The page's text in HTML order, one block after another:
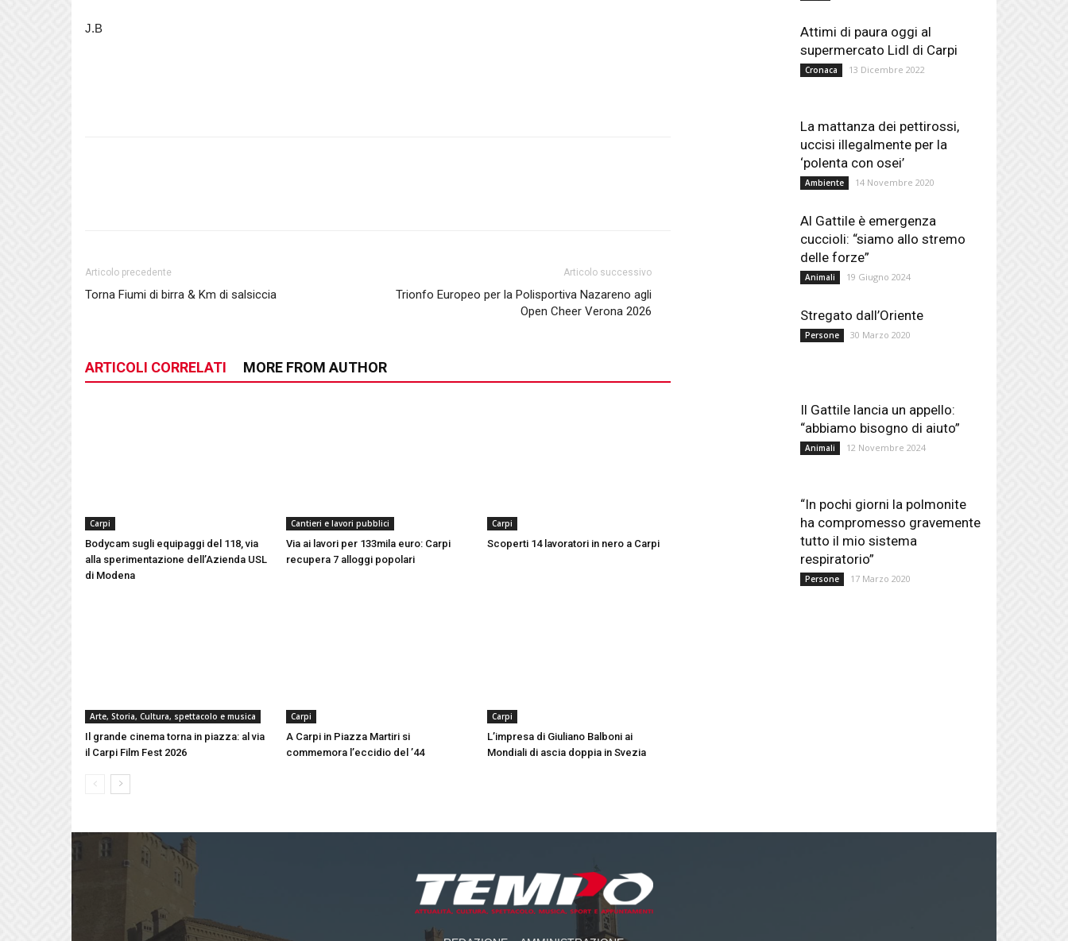
J.B
Articolo precedente
Torna Fiumi di birra & Km di salsiccia
Articolo successivo
Trionfo Europeo per la Polisportiva Nazareno agli
Open Cheer Verona 2026
ARTICOLI CORRELATI MORE FROM AUTHOR
Carpi
Bodycam sugli equipaggi del 118, via
alla sperimentazione dell’Azienda USL
di Modena
Cantieri e lavori pubblici
Via ai lavori per 133mila euro: Carpi
recupera 7 alloggi popolari
Carpi
Scoperti 14 lavoratori in nero a Carpi
Arte, Storia, Cultura, spettacolo e musica
Il grande cinema torna in piazza: al via
il Carpi Film Fest 2026
Carpi
A Carpi in Piazza Martiri si
commemora l’eccidio del ’44
Carpi
L’impresa di Giuliano Balboni ai
Mondiali di ascia doppia in Svezia
Attimi di paura oggi al
supermercato Lidl di Carpi
Cronaca 13 Dicembre 2022
La mattanza dei pettirossi,
uccisi illegalmente per la
‘polenta con osei’
Ambiente 14 Novembre 2020
Al Gattile è emergenza
cuccioli: “siamo allo stremo
delle forze”
Animali 19 Giugno 2024
Stregato dall’Oriente
Persone 30 Marzo 2020
Il Gattile lancia un appello:
“abbiamo bisogno di aiuto”
Animali 12 Novembre 2024
“In pochi giorni la polmonite
ha compromesso gravemente
tutto il mio sistema
respiratorio”
Persone 17 Marzo 2020